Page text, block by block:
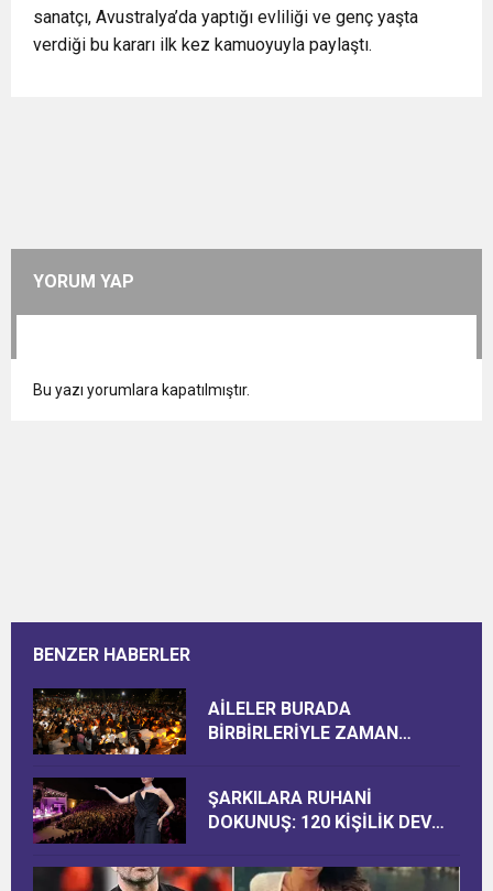
sanatçı, Avustralya’da yaptığı evliliği ve genç yaşta
verdiği bu kararı ilk kez kamuoyuyla paylaştı.
YORUM YAP
Bu yazı yorumlara kapatılmıştır.
BENZER HABERLER
AİLELER BURADA
BİRBİRLERİYLE ZAMAN
ŞARKILARA RUHANİ
DOKUNUŞ: 120 KİŞİLİK DEV